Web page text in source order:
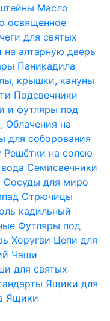
Масло
освященное
для святых
на алтарную дверь
Паникадила
крышки, кануны
Подсвечники
и футляры под
Облачения на
для соборования
Решётки на солею
Семисвечники
Сосуды для миро
Стрючицы
кадильный
Футляры под
Хоругви Цепи для
Чаши
для святых
Ящики для
Ящики